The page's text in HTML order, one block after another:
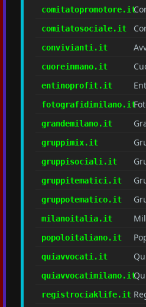
comitatopromotore.it
comitatosociale.it
convivianti.it
cuoreinmano.it
entinoprofit.it
fotografidimilano.it
grandemilano.it
gruppimix.it
gruppisociali.it
gruppitematici.it
gruppotematico.it
milanoitalia.it
popoloitaliano.it
quiavvocati.it
quiavvocatimilano.it
registrociaklife.it